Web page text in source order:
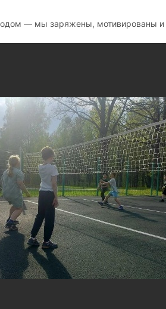
— мы заряжены, мотивированы